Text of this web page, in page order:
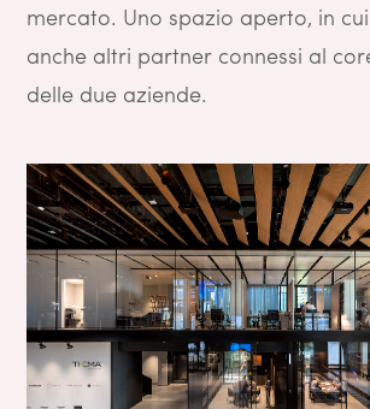
mercato. Uno spazio aperto, in
anche altri partner connessi al
delle due aziende.